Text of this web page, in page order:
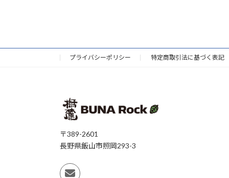
プライバシーポリシー 特定商取引法に基づく表記
〒389-2601
長野県飯山市照岡293-3